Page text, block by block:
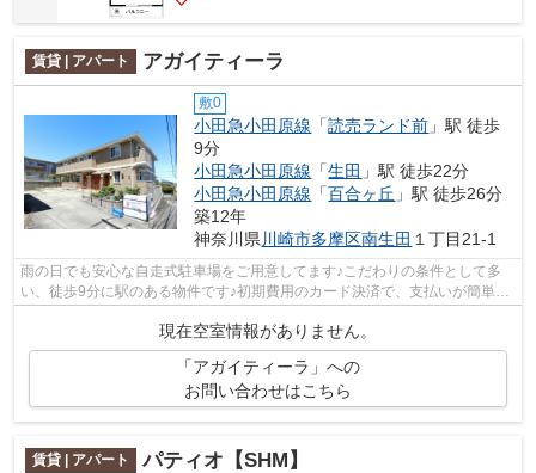
賃貸 | アパート アガイティーラ
敷0
小田急小田原線 「読売ランド前 」駅 徒歩
9分
小田急小田原線 「生田 」駅 徒歩22分
小田急小田原線 「百合ヶ丘 」駅 徒歩26分
築12年
神奈川県 川崎市多摩区南生田 １丁目21-1
雨の日でも安心な自走式駐車場をご用意してます♪こだわりの条件として多
い、徒歩9分に駅のある物件です♪初期費用のカード決済で、支払いが簡単・
現在空室情報がありません。
「アガイティーラ」への
お問い合わせはこちら
賃貸 | アパート パティオ【SHM】